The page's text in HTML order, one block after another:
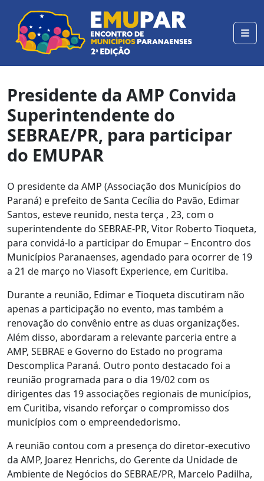
Presidente da AMP Convida
Superintendente do
SEBRAE/PR, para participar
do EMUPAR
O presidente da AMP (Associação dos Municípios do
Paraná) e prefeito de Santa Cecília do Pavão, Edimar
Santos, esteve reunido, nesta terça , 23, com o
superintendente do SEBRAE-PR, Vitor Roberto Tioqueta,
para convidá-lo a participar do Emupar – Encontro dos
Municípios Paranaenses, agendado para ocorrer de 19
a 21 de março no Viasoft Experience, em Curitiba.
Durante a reunião, Edimar e Tioqueta discutiram não
apenas a participação no evento, mas também a
renovação do convênio entre as duas organizações.
Além disso, abordaram a relevante parceria entre a
AMP, SEBRAE e Governo do Estado no programa
Descomplica Paraná. Outro ponto destacado foi a
reunião programada para o dia 19/02 com os
dirigentes das 19 associações regionais de municípios,
em Curitiba, visando reforçar o compromisso dos
municípios com o empreendedorismo.
A reunião contou com a presença do diretor-executivo
da AMP, Joarez Henrichs, do Gerente da Unidade de
Ambiente de Negócios do SEBRAE/PR, Marcelo Padilha,